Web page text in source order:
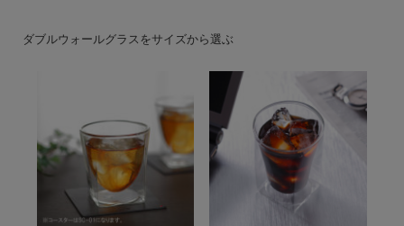
ダブルウォールグラスをサイズから選ぶ